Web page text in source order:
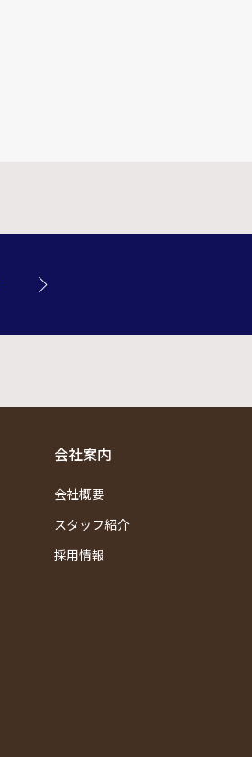
会社案内
会社概要
スタッフ紹介
採用情報